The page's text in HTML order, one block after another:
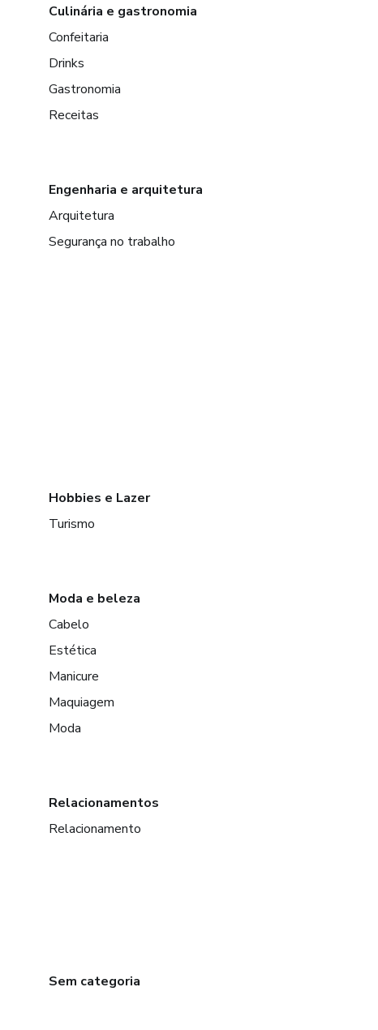
Culinária e gastronomia
Confeitaria
Drinks
Gastronomia
Receitas
Engenharia e arquitetura
Arquitetura
Segurança no trabalho
Hobbies e Lazer
Turismo
Moda e beleza
Cabelo
Estética
Manicure
Maquiagem
Moda
Relacionamentos
Relacionamento
Sem categoria